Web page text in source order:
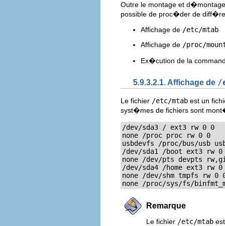
Outre le montage et
possible de proc�der de
Affichage de /etc/mtab
Affichage de /proc/
Ex�cution de la
5.9.3.2.1. Affichage de /
Le fichier /etc/mtab est un
syst�mes de fichiers sont
/dev/sda3 / ext3 rw 0 0
none /proc proc rw 0 0
usbdevfs /proc/bus/usb
/dev/sda1 /boot ext3 rw 0
none /dev/pts devpts
/dev/sda4 /home ext3 rw 0
none /dev/shm tmpfs rw 0
none /proc/sys/fs/
Remarque
Le fichier /etc/mtab